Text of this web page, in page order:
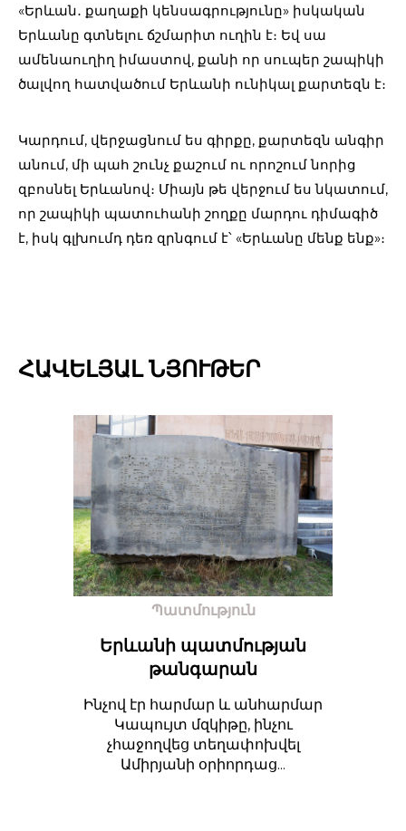
«Երևան․ քաղաքի կենսագրությունը» իսկական
Երևանը գտնելու ճշմարիտ ուղին է։ Եվ սա
ամենաուղիղ իմաստով, քանի որ սուպեր շապիկի
ծալվող հատվածում Երևանի ունիկալ քարտեզն է։
Կարդում, վերջացնում ես գիրքը, քարտեզն անգիր
անում, մի պահ շունչ քաշում ու որոշում նորից
զբոսնել Երևանով։ Միայն թե վերջում ես նկատում,
որ շապիկի պատուհանի շողքը մարդու դիմագիծ
է, իսկ գլխումդ դեռ զրնգում է՝ «Երևանը մենք ենք»։
ՀԱՎԵԼՅԱԼ ՆՅՈՒԹԵՐ
Պատմություն
Երևանի պատմության
թանգարան
Ինչով էր հարմար և անհարմար
Կապույտ մզկիթը, ինչու
չհաջողվեց տեղափոխվել
Ամիրյանի օրիորդաց...